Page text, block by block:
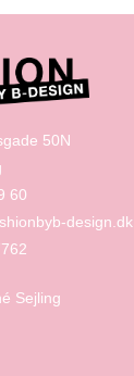
50N
60
design.dk
Sejling